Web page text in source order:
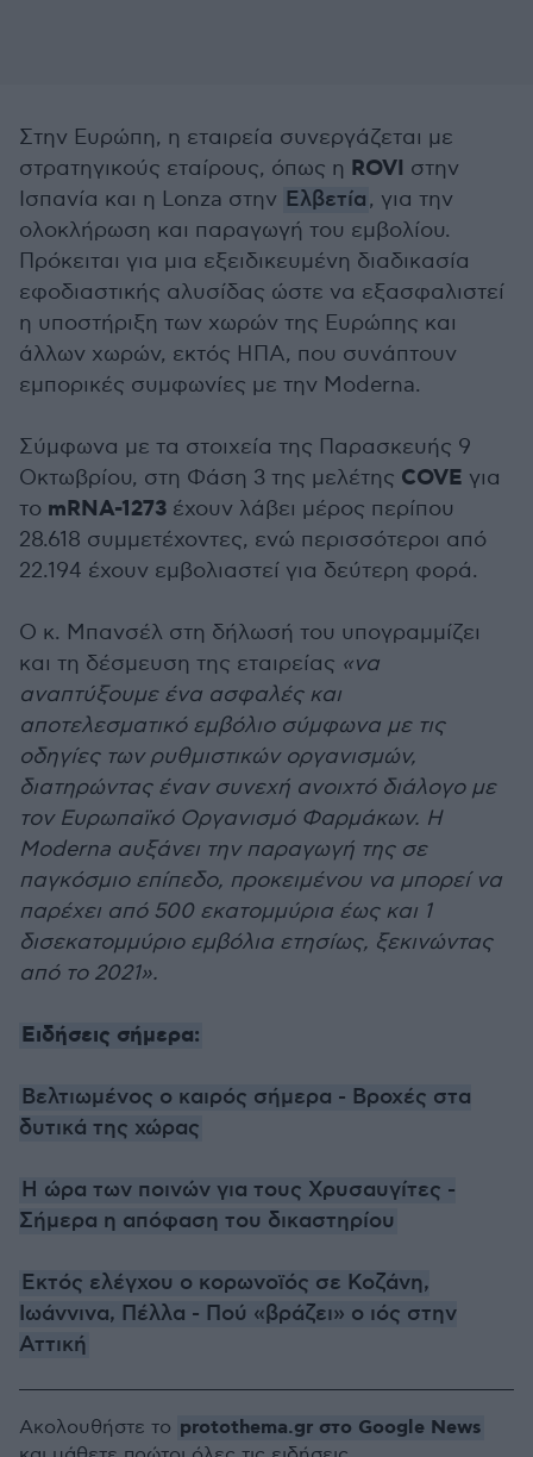
Στην Ευρώπη, η εταιρεία συνεργάζεται με
στρατηγικούς εταίρους, όπως η ROVI στην
Ισπανία και η Lonza στην Ελβετία, για την
ολοκλήρωση και παραγωγή του εμβολίου.
Πρόκειται για μια εξειδικευμένη διαδικασία
εφοδιαστικής αλυσίδας ώστε να εξασφαλιστεί
η υποστήριξη των χωρών της Ευρώπης και
άλλων χωρών, εκτός ΗΠΑ, που συνάπτουν
εμπορικές συμφωνίες με την Moderna.
Σύμφωνα με τα στοιχεία της Παρασκευής 9
Οκτωβρίου, στη Φάση 3 της μελέτης COVE για
το mRNA-1273 έχουν λάβει μέρος περίπου
28.618 συμμετέχοντες, ενώ περισσότεροι από
22.194 έχουν εμβολιαστεί για δεύτερη φορά.
Ο κ. Μπανσέλ στη δήλωσή του υπογραμμίζει
και τη δέσμευση της εταιρείας «να
αναπτύξουμε ένα ασφαλές και
αποτελεσματικό εμβόλιο σύμφωνα με τις
οδηγίες των ρυθμιστικών οργανισμών,
διατηρώντας έναν συνεχή ανοιχτό διάλογο με
τον Ευρωπαϊκό Οργανισμό Φαρμάκων. Η
Moderna αυξάνει την παραγωγή της σε
παγκόσμιο επίπεδο, προκειμένου να μπορεί να
παρέχει από 500 εκατομμύρια έως και 1
δισεκατομμύριο εμβόλια ετησίως, ξεκινώντας
από το 2021».
Ειδήσεις σήμερα:
Βελτιωμένος ο καιρός σήμερα - Βροχές στα
δυτικά της χώρας
Η ώρα των ποινών για τους Χρυσαυγίτες -
Σήμερα η απόφαση του δικαστηρίου
Εκτός ελέγχου ο κορωνοϊός σε Κοζάνη,
Ιωάννινα, Πέλλα - Πού «βράζει» ο ιός στην
Αττική
Ακολουθήστε το protothema.gr στο Google News